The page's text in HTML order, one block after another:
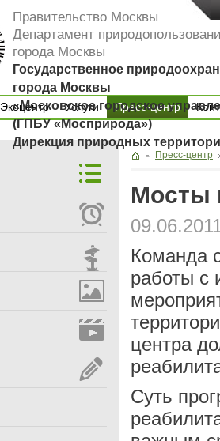
Правительство Москвы
Департамент
города Москвы
Государственное
города Москвы
«Московское городское
(ГПБУ «Мосприрода»)
Дирекция природных
Экоцентр
Экоцентр
Услуги
Услуги
Пресс-центр
Пресс-центр
Мосты
Команда
работы с
центра
Суть